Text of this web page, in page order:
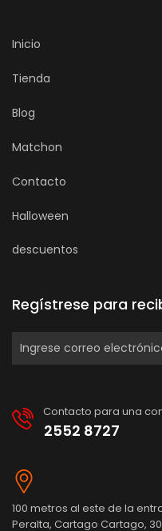
Inicio
Tienda
Blog
Matchon
Contacto
Halloween
descuentos
Regístrese para
Contacto para una
2552 8727
100 metros al este de la
Peralta, Cartago Cartago,